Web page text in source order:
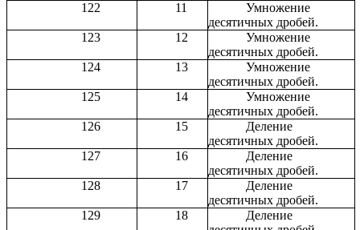
122
11
Умножение
десятичных дробей.
123
12
Умножение
десятичных дробей.
124
13
Умножение
десятичных дробей.
125
14
Умножение
десятичных дробей.
126
15
Деление
десятичных дробей.
127
16
Деление
десятичных дробей.
128
17
Деление
десятичных дробей.
129
18
Деление